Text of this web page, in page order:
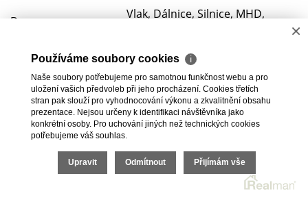
Doprava
Vlak, Dálnice, Silnice, MHD,
Voda
Dálkový vodovod
Elektřina
230V, 400V
Plyn
Plynovod
2026 © BC Commerce s.r.o., všechna práva vyhrazena |
Povinně zveřejňované informace
Realitní SWRealman
×
Používáme soubory cookies ℹ
Naše soubory potřebujeme pro samotnou funkčnost webu a pro
uložení vašich předvoleb při jeho procházení. Cookies třetích
stran pak slouží pro vyhodnocování výkonu a zkvalitnění obsahu
prezentace. Nejsou určeny k identifikaci návštěvníka jako
konkrétní osoby. Pro uchování jiných než technických cookies
potřebujeme váš souhlas.
Upravit Odmítnout Přijímám vše